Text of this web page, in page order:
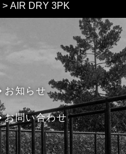
> AIR DRY 3PK
お知らせ
お問い合わせ